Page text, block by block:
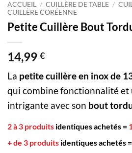
ACCUEIL / CUILLÈRE DE TABLE /
CUILLÈRE CORÉENNE
Petite Cuillère Bout
14,99 €
La petite cuillère en inox de
qui combine fonctionnalité et
intrigante avec son bout
2 à 3 produits identiques achetés =
+ de 3 produits identiques achetés =